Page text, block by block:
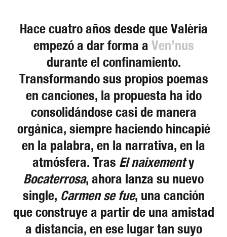
Hace cuatro años desde que Valèria
empezó a dar forma a Ven’nus
durante el confinamiento.
Transformando sus propios poemas
en canciones, la propuesta ha ido
consolidándose casi de manera
orgánica, siempre haciendo hincapié
en la palabra, en la narrativa, en la
atmósfera. Tras El naixementy
Bocaterrosa, ahora lanza su nuevo
single, Carmen se fue, una canción
que construye a partir de una amistad
a distancia, en ese lugar tan suyo